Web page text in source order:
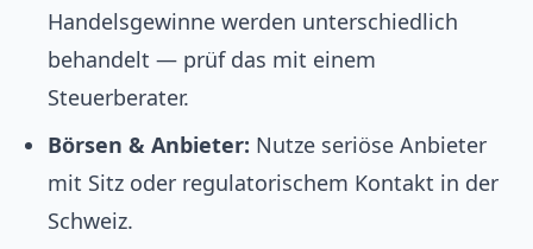
Handelsgewinne werden unterschiedlich
behandelt — prüf das mit einem
Steuerberater.
Börsen & Anbieter: Nutze seriöse Anbieter
mit Sitz oder regulatorischem Kontakt in der
Schweiz.